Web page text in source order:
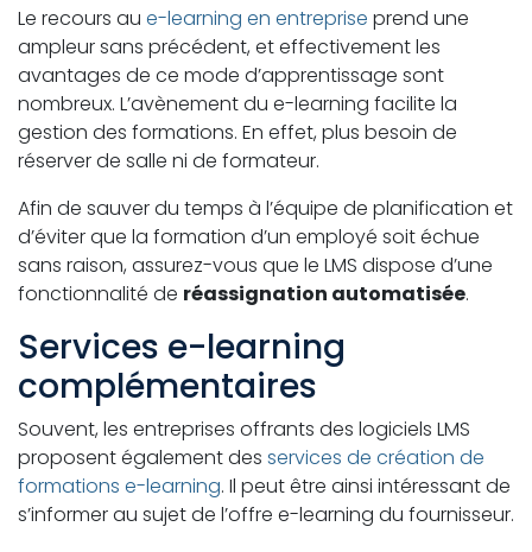
Le recours au e-learning en entreprise prend une
ampleur sans précédent, et effectivement les
avantages de ce mode d’apprentissage sont
nombreux. L’avènement du e-learning facilite la
gestion des formations. En effet, plus besoin de
réserver de salle ni de formateur.
Afin de sauver du temps à l’équipe de planification et
d’éviter que la formation d’un employé soit échue
sans raison, assurez-vous que le LMS dispose d’une
fonctionnalité de réassignation automatisée.
Services e-learning
complémentaires
Souvent, les entreprises offrants des logiciels LMS
proposent également des services de création de
formations e-learning. Il peut être ainsi intéressant de
s’informer au sujet de l’offre e-learning du fournisseur.